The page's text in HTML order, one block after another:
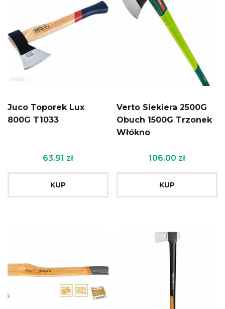
Juco Toporek Lux
800G T1033
63.91 zł
KUP
Verto Siekiera 2500G
Obuch 1500G Trzonek
Włókno
106.00 zł
KUP